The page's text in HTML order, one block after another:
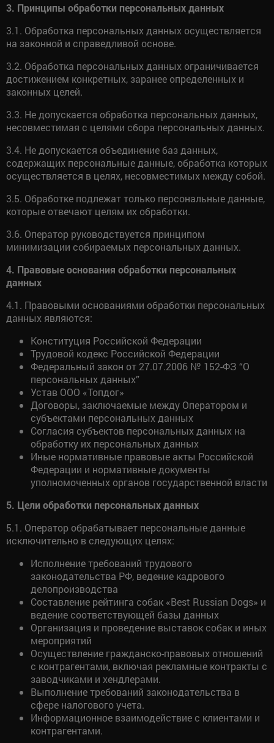
3. Принципы обработки персональных данных
3.1. Обработка персональных данных осуществляется
на законной и справедливой основе.
3.2. Обработка персональных данных ограничивается
достижением конкретных, заранее определенных и
законных целей.
3.3. Не допускается обработка персональных данных,
несовместимая с целями сбора персональных данных.
3.4. Не допускается объединение баз данных,
содержащих персональные данные, обработка которых
осуществляется в целях, несовместимых между собой.
3.5. Обработке подлежат только персональные данные,
которые отвечают целям их обработки.
3.6. Оператор руководствуется принципом
минимизации собираемых персональных данных.
4. Правовые основания обработки персональных
данных
4.1. Правовыми основаниями обработки персональных
данных являются:
Конституция Российской Федерации
Трудовой кодекс Российской Федерации
Федеральный закон от 27.07.2006 № 152-ФЗ “О
персональных данных”
Устав ООО «Топдог»
Договоры, заключаемые между Оператором и
субъектами персональных данных
Согласия субъектов персональных данных на
обработку их персональных данных
Иные нормативные правовые акты Российской
Федерации и нормативные документы
уполномоченных органов государственной власти
5. Цели обработки персональных данных
5.1. Оператор обрабатывает персональные данные
исключительно в следующих целях:
Исполнение требований трудового
законодательства РФ, ведение кадрового
делопроизводства
Составление рейтинга собак «Best Russian Dogs» и
ведение соответствующей базы данных
Организация и проведение выставок собак и иных
мероприятий
Осуществление гражданско-правовых отношений
с контрагентами, включая рекламные контракты с
заводчиками и хендлерами.
Выполнение требований законодательства в
сфере налогового учета.
Информационное взаимодействие с клиентами и
контрагентами.